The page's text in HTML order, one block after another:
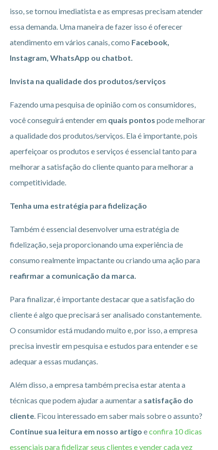
isso, se tornou imediatista e as empresas precisam atender
essa demanda. Uma maneira de fazer isso é oferecer
atendimento em vários canais, como Facebook,
Instagram, WhatsApp ou chatbot.
Invista na qualidade dos produtos/serviços
Fazendo uma pesquisa de opinião com os consumidores,
você conseguirá entender em quais pontos pode melhorar
a qualidade dos produtos/serviços. Ela é importante, pois
aperfeiçoar os produtos e serviços é essencial tanto para
melhorar a satisfação do cliente quanto para melhorar a
competitividade.
Tenha uma estratégia para fidelização
Também é essencial desenvolver uma estratégia de
fidelização, seja proporcionando uma experiência de
consumo realmente impactante ou criando uma ação para
reafirmar a comunicação da marca.
Para finalizar, é importante destacar que a satisfação do
cliente é algo que precisará ser analisado constantemente.
O consumidor está mudando muito e, por isso, a empresa
precisa investir em pesquisa e estudos para entender e se
adequar a essas mudanças.
Além disso, a empresa também precisa estar atenta a
técnicas que podem ajudar a aumentar a satisfação do
cliente . Ficou interessado em saber mais sobre o assunto?
Continue sua leitura em nosso artigo econfira 10 dicas
essenciais para fidelizar seus clientes e vender cada vez